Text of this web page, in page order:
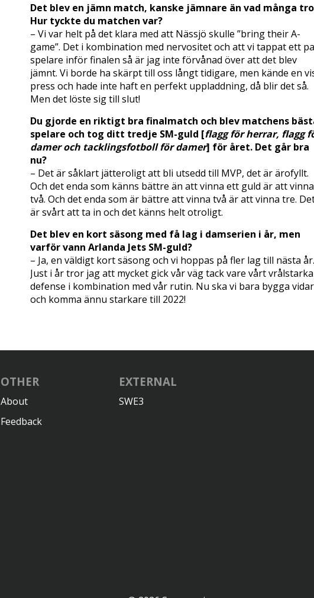
Det blev en jämn match, kanske jämnare än vad många
Hur tyckte du matchen var?
– Vi var helt på det klara med att Nässjö skulle ”bring their A-
game”. Det i kombination med nervositet och att vi tappat ett
spelare inför finalen så är jag inte förvånad över att det blev
jämnt. Vi borde ha skärpt till oss långt tidigare, men kände en
press och hade inte haft en perfekt uppladdning, då blir det så.
Men det löste sig till slut!
Du gjorde en riktigt bra finalmatch och blev matchens
spelare och tog ditt tredje SM-guld [flagg för herrar, flagg
damer och tacklingsfotboll för damer] för året. Det går bra
nu?
– Det är såklart jätteroligt att bli utsedd till MVP, det är ärofyllt.
Och det enda som känns bättre än att vinna ett guld är att vinna
två. Och det enda som är bättre att vinna två är att vinna tre.
är svårt att ta in och det känns helt otroligt.
Det blev en kort säsong med få lag i damserien i år, men
varför vann Arlanda Jets SM-guld?
– Ja, en väldigt kort säsong och vi hoppas på fler lag till nästa år.
Just i år tror jag att mycket gick vår väg tack vare vårt vrålstarka
defense i kombination med vår rutin. Nu ska vi bara bygga
och komma ännu starkare till 2022!
OTHER
About
Feedback
EXTERNAL
SWE3